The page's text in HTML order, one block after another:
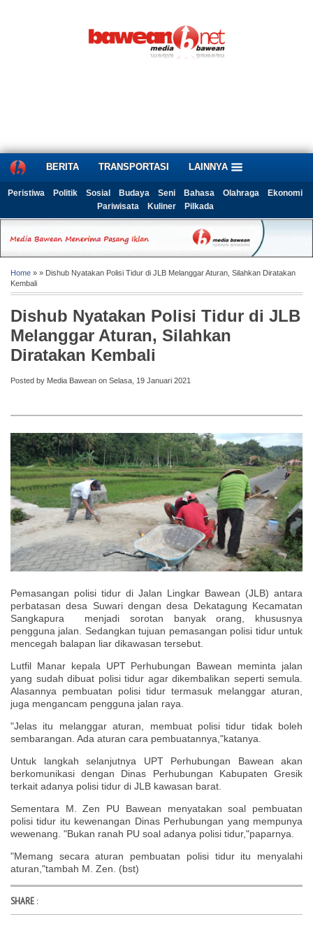
BERITA TRANSPORTASI LAINNYA
Peristiwa Politik Sosial Budaya Seni Bahasa Olahraga
Ekonomi
Pariwisata
Kuliner Pilkada
Home » » Dishub Nyatakan Polisi Tidur di JLB Melanggar Aturan, Silahkan Diratakan
Kembali
Dishub Nyatakan Polisi Tidur di JLB
Melanggar Aturan, Silahkan
Diratakan Kembali
Posted by Media Bawean on Selasa, 19 Januari 2021
Pemasangan polisi tidur di Jalan Lingkar Bawean (JLB) antara
perbatasan desa Suwari dengan desa Dekatagung Kecamatan
Sangkapura menjadi sorotan banyak orang, khususnya
pengguna jalan. Sedangkan tujuan pemasangan polisi tidur untuk
mencegah balapan liar dikawasan tersebut.
Lutfil Manar kepala UPT Perhubungan Bawean meminta jalan
yang sudah dibuat polisi tidur agar dikembalikan seperti semula.
Alasannya pembuatan polisi tidur termasuk melanggar aturan,
juga mengancam pengguna jalan raya.
"Jelas itu melanggar aturan, membuat polisi tidur tidak boleh
sembarangan. Ada aturan cara pembuatannya,"katanya.
Untuk langkah selanjutnya UPT Perhubungan Bawean akan
berkomunikasi dengan Dinas Perhubungan Kabupaten Gresik
terkait adanya polisi tidur di JLB kawasan barat.
Sementara M. Zen PU Bawean menyatakan soal pembuatan
polisi tidur itu kewenangan Dinas Perhubungan yang mempunya
wewenang. "Bukan ranah PU soal adanya polisi tidur,"paparnya.
"Memang secara aturan pembuatan polisi tidur itu menyalahi
aturan,"tambah M. Zen. (bst)
SHARE :